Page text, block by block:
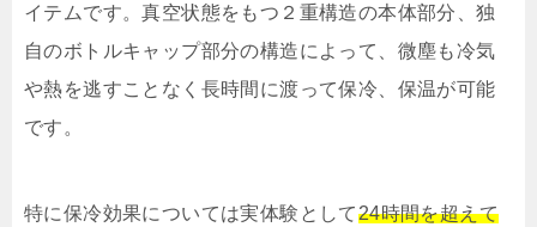
イテムです。真空状態をもつ２重構造の本体部分、独
自のボトルキャップ部分の構造によって、微塵も冷気
や熱を逃すことなく長時間に渡って保冷、保温が可能
です。
特に保冷効果については実体験として24時間を超えて